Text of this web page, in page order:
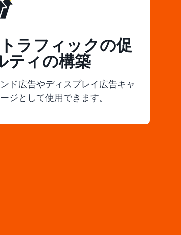
ラフィックの促
ティの構築
ド広告やディスプレイ広告キャ
ジとして使用できます。